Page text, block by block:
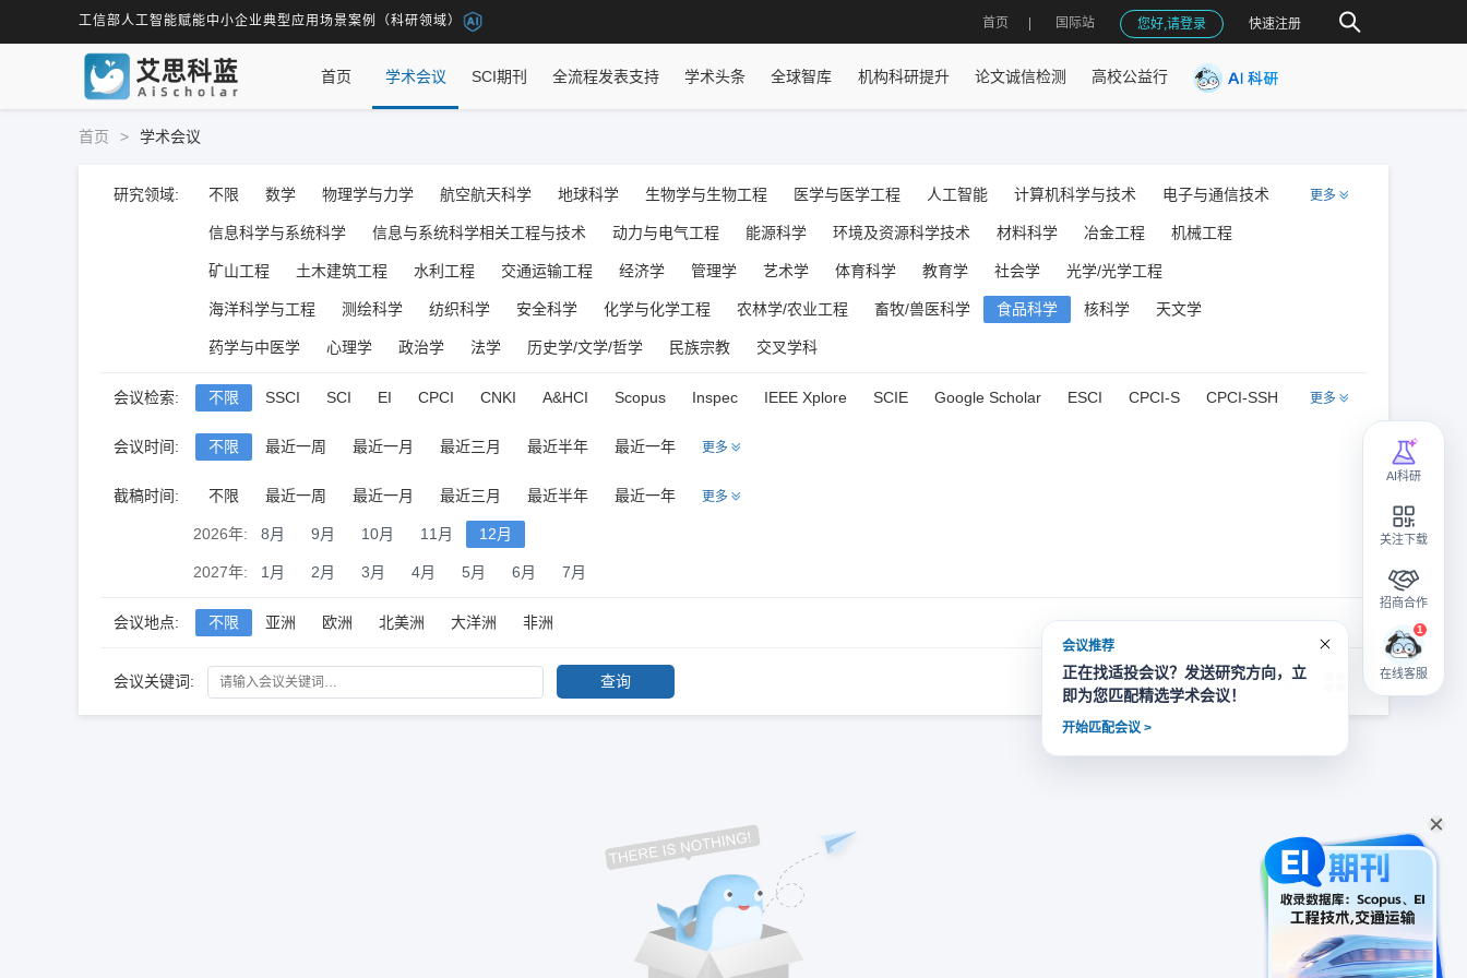
工信部人工智能赋能中小企业典型应用场景案例（科研领域） 首页 国际站 您好,请登录 快速注册
首页 学术会议 SCI期刊 全流程发表支持 学术头条 全球智库 机构科研提升 论文诚信检测 高校公益行
首页 > 学术会议
研究领域: 不限 数学 物理学与力学 航空航天科学 地球科学 生物学与生物工程 医学与医学工程 人工智能 计算机科学与技术 电子与通信技术
信息科学与系统科学 信息与系统科学相关工程与技术 动力与电气工程 能源科学 环境及资源科学技术 材料科学 冶金工程 机械工程
矿山工程 土木建筑工程 水利工程 交通运输工程 经济学 管理学 艺术学 体育科学 教育学 社会学 光学/光学工程
海洋科学与工程 测绘科学 纺织科学 安全科学 化学与化学工程 农林学/农业工程 畜牧/兽医科学 食品科学 核科学 天文学
药学与中医学 心理学 政治学 法学 历史学/文学/哲学 民族宗教 交叉学科
更多
会议检索: 不限 SSCI SCI EI CPCI CNKI A&HCI Scopus Inspec IEEE Xplore SCIE Google Scholar ESCI CPCI-S CPCI-SSH
维普 万方
更多
会议时间: 不限 最近一周 最近一月 最近三月 最近半年 最近一年 更多
截稿时间: 不限 最近一周 最近一月 最近三月 最近半年 最近一年 更多
2026年: 8月 9月 10月 11月 12月
2027年: 1月 2月 3月 4月 5月 6月 7月
会议地点: 不限 亚洲 欧洲 北美洲 大洋洲 非洲
会议关键词: 查询
AI科研
关注下载
招商合作
在线客服
会议推荐
正在找适投会议？发送研究方向，立
即为您匹配精选学术会议！
开始匹配会议 >